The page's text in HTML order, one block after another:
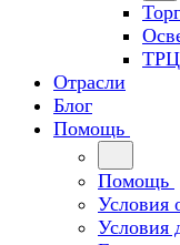
Отрасли
Блог
Помощь
Помощь
Условия
Условия